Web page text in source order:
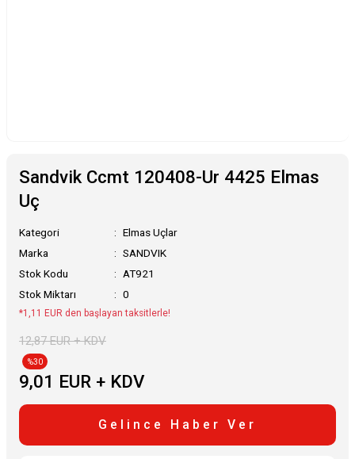
Sandvik Ccmt 120408-Ur 4425 Elmas
Uç
Kategori
Elmas Uçlar
Marka
SANDVIK
Stok Kodu
AT921
Stok Miktarı
0
*1,11 EUR den başlayan taksitlerle!
12,87 EUR + KDV
%30
9,01 EUR + KDV
Gelince Haber Ver